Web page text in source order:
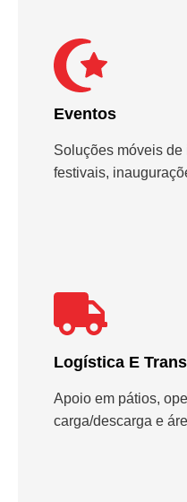
Eventos
Soluções móveis
festivais,
Logística E
Apoio em pátios,
carga/descarga e